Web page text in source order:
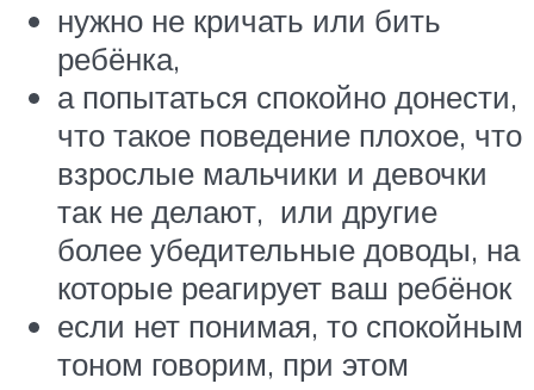
нужно не кричать или бить
ребёнка,
а попытаться спокойно донести,
что такое поведение плохое, что
взрослые мальчики и девочки
так не делают, или другие
более убедительные доводы, на
которые реагирует ваш ребёнок
если нет понимая, то спокойным
тоном говорим, при этом